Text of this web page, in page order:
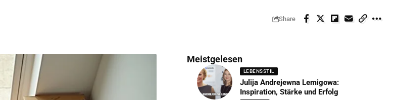
Share
Meistgelesen
LEBENSSTIL
Julija Andrejewna Lemigowa:
Inspiration, Stärke und Erfolg